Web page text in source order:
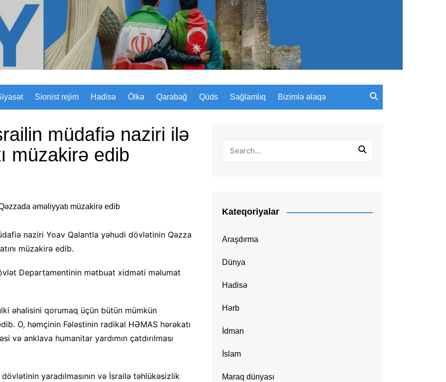
Sizinyol.org
Sionist rejim Hadisə Ölkə Qarabağ Qüds Sağlamlıq Bizimlə əlaqə
müdafiə naziri ilə
müzakirə edib
naziri Yoav Qalantla yəhudi dövlətinin Qəzza
müzakirə edib.
Departamentinin mətbuat xidməti məlumat
əhalisini qorumaq üçün bütün mümkün
O, həmçinin Fələstinin radikal HƏMAS hərəkatı
və anklava humanitar yardımın çatdırılması
yaradılmasının və İsrailə təhlükəsizlik
Kateqoriyalar
Araşdırma
Dünya
Hadisə
Hərb
İdman
İslam
Maraq dünyası